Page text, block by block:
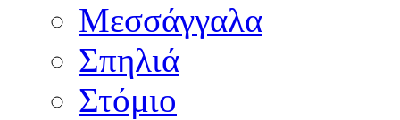
Μεσσάγγαλα
Σπηλιά
Στόμιο